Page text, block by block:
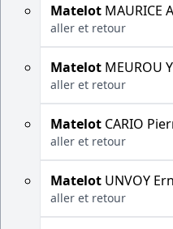
Matelot MAURICE
aller et retour
Matelot MEUROU
aller et retour
Matelot CARIO
aller et retour
Matelot UNVOY
aller et retour